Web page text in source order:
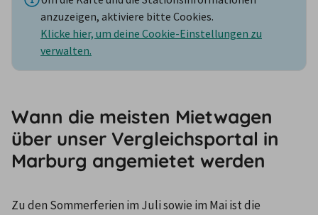
anzuzeigen, aktiviere bitte Cookies.
Klicke hier, um deine Cookie-Einstellungen zu
verwalten.
Wann die meisten Mietwagen
über unser Vergleichsportal in
Marburg angemietet werden
Zu den Sommerferien im Juli sowie im Mai ist die